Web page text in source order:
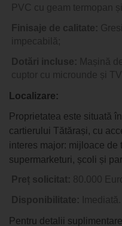
Localizare:
Proprietatea este situată
cartierului Tătărași, cu
interes major: mijloace de
supermarketuri, școli și
Pentru detalii